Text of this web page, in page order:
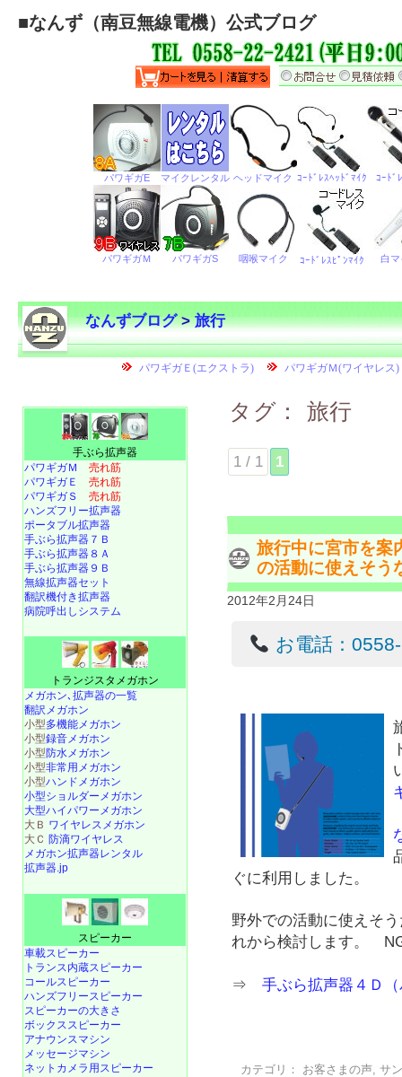
■なんず（南豆無線電機）公式ブログ
なんずブログ>旅行
タグ： 旅行
1 / 1 1
旅行中に宮市を案
の活動に使えそう
2012年2月24日
お電話：
ぐに利用しました。
野外での活動に使えそ
れから検討します。
⇒手ぶら拡声器４Ｄ
カテゴリ： お客さまの声 ,サ
手ぶら拡声器
パワギガＭ 売れ筋
パワギガＥ 売れ筋
パワギガＳ 売れ筋
ハンズフリー拡声器
ポータブル拡声器
手ぶら拡声器７Ｂ
手ぶら拡声器８Ａ
手ぶら拡声器９Ｂ
無線拡声器セット
翻訳機付き拡声器
病院呼出しシステム
トランジスタメガホン
メガホン､拡声器の一覧
翻訳メガホン
小型多機能メガホン
小型録音メガホン
小型防水メガホン
小型非常用メガホン
小型ハンドメガホン
小型ショルダーメガホン
大型ハイパワーメガホン
大Ｂ ワイヤレスメガホン
大Ｃ 防滴ワイヤレス
メガホン拡声器レンタル
拡声器.jp
スピーカー
車載スピーカー
トランス内蔵スピーカー
コールスピーカー
ハンズフリースピーカー
スピーカーの大きさ
ボックススピーカー
アナウンスマシン
メッセージマシン
ネットカメラ用スピーカー